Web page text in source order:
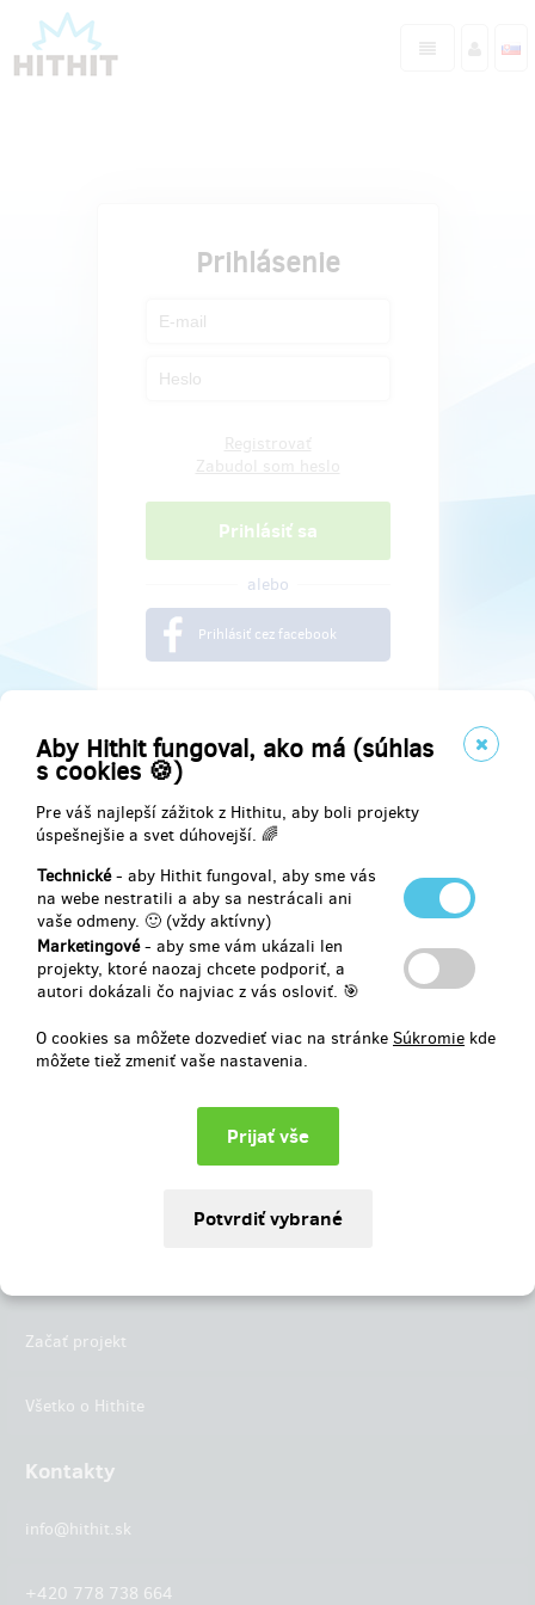
Aby Hithit fungoval, ako má (súhlas
s cookies 🍪)
Pre váš najlepší zážitok z Hithitu, aby boli projekty
úspešnejšie a svet dúhovejší. 🌈
Technické- aby Hithit fungoval, aby sme vás
na webe nestratili a aby sa nestrácali ani
vaše odmeny. 🙂 (vždy aktívny)
Marketingové- aby sme vám ukázali len
projekty, ktoré naozaj chcete podporiť, a
autori dokázali čo najviac z vás osloviť. 🎯
O cookies sa môžete dozvedieť viac na stránke Súkromie kde
môžete tiež zmeniť vaše nastavenia.
Prihlásenie
alebo
Prihlásiť cez facebook
Najdete nás na
Začať projekt
Všetko o Hithite
Kontakty
info@hithit.sk
+420 778 738 664